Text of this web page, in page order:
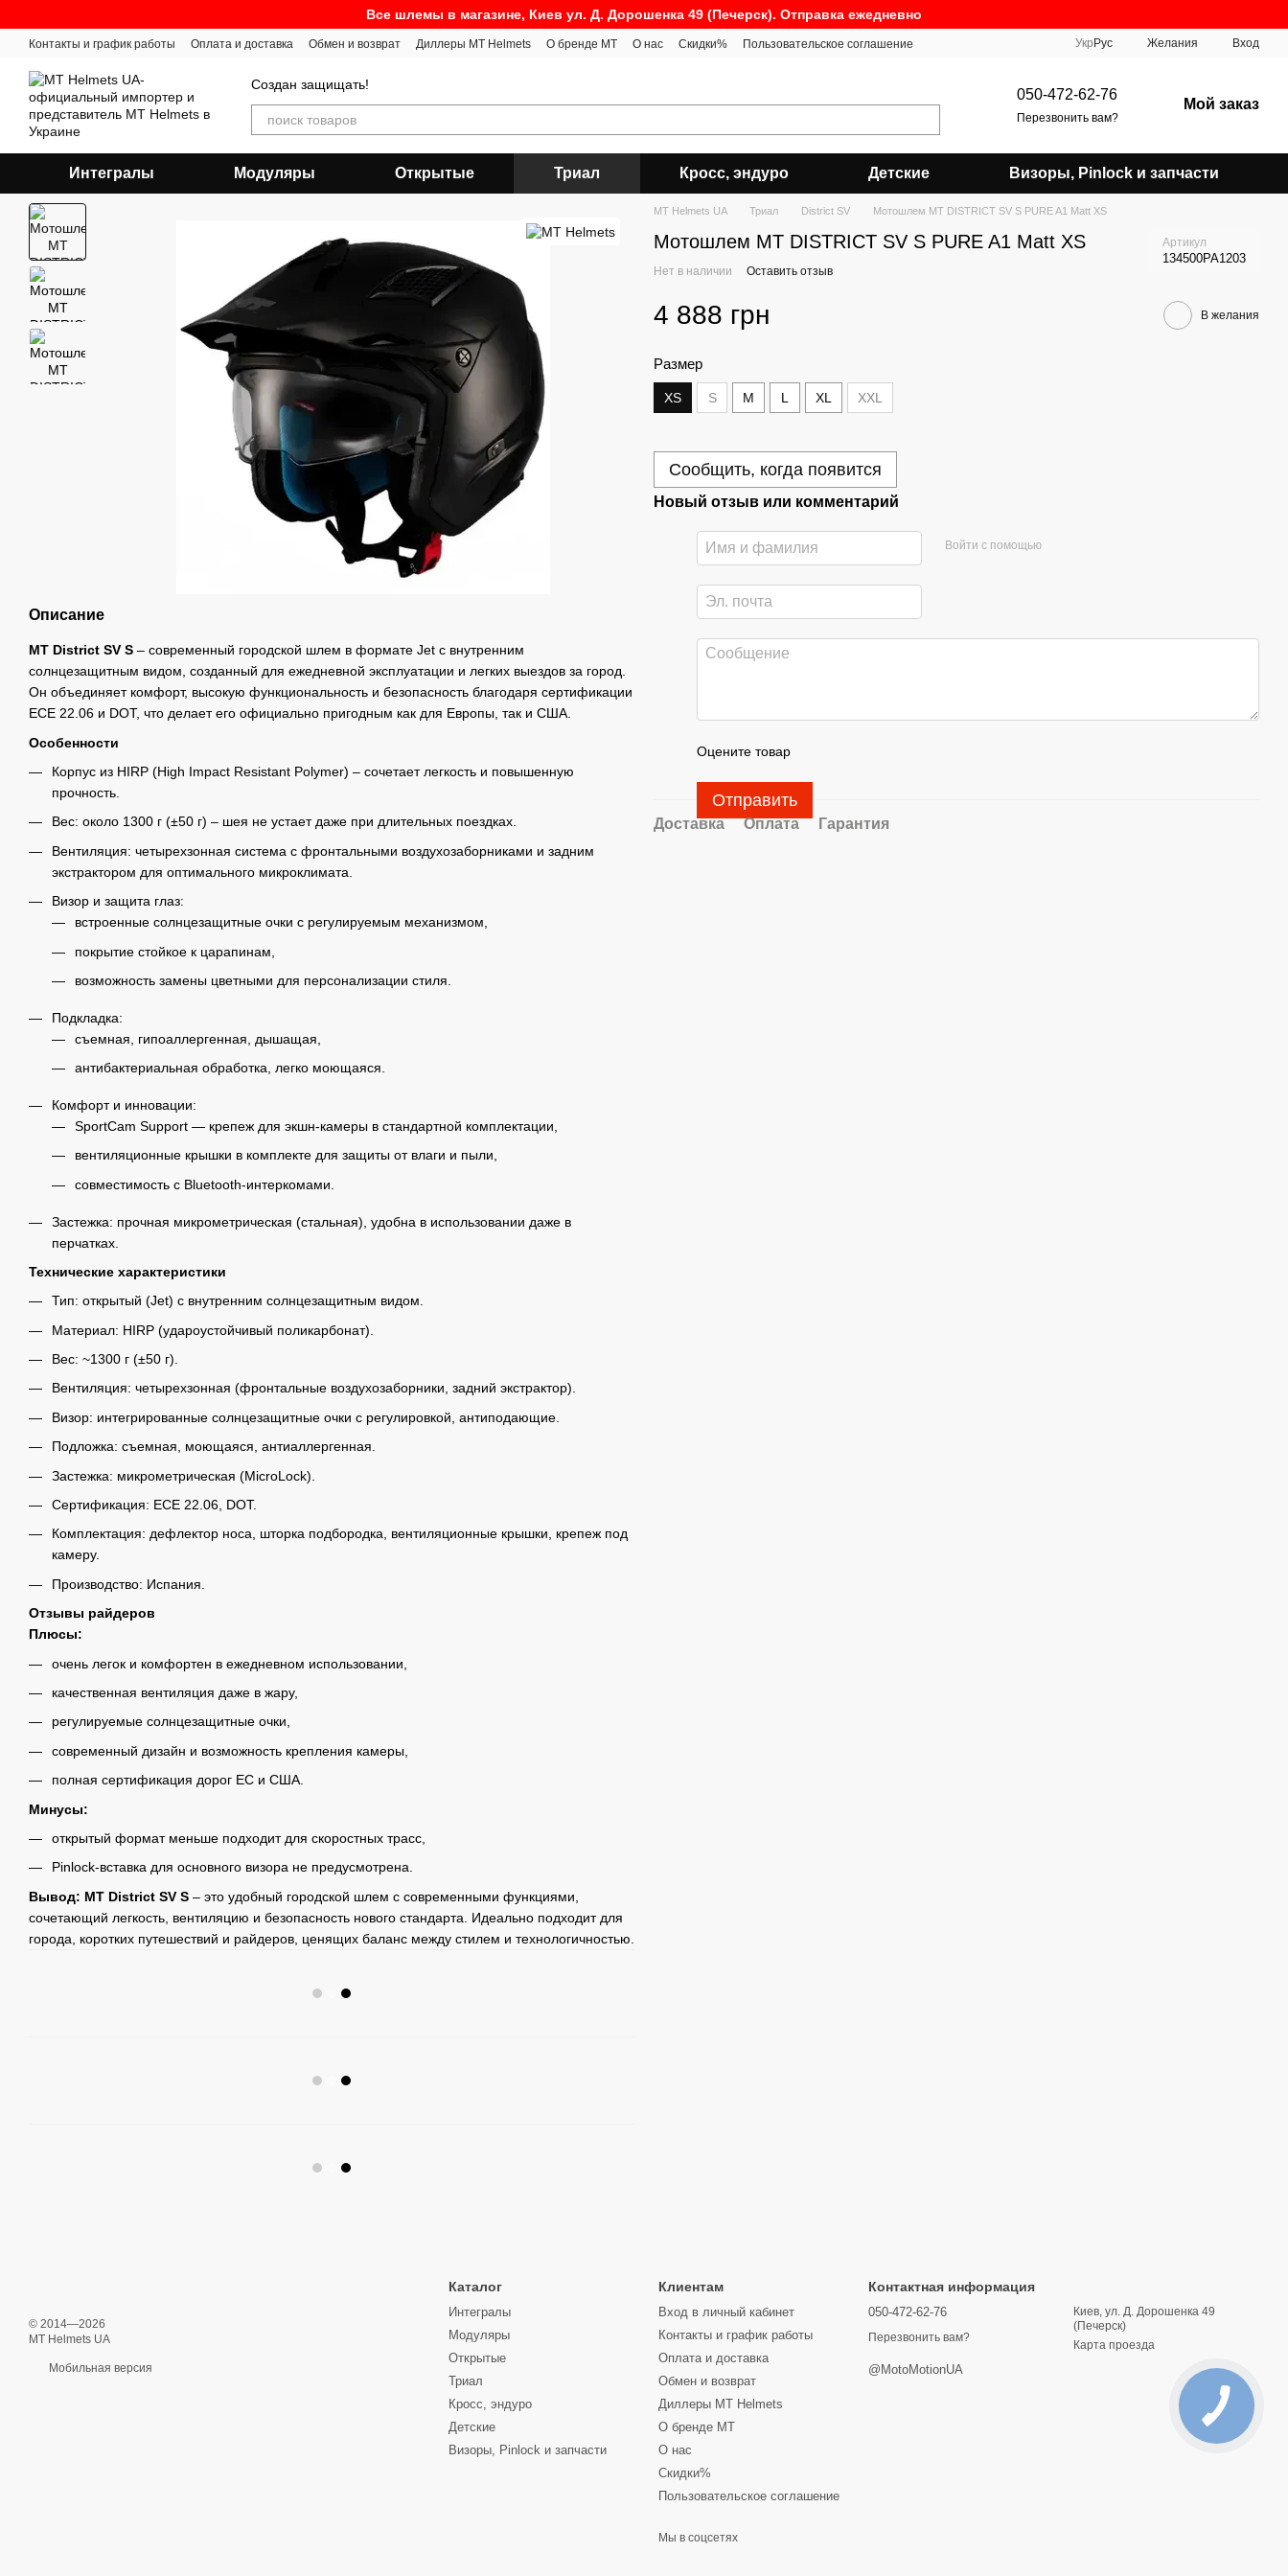
Все шлемы в магазине, Киев ул. Д. Дорошенка 49 (Печерск). Отправка ежедневно
Контакты и график работы Оплата и доставка Обмен и возврат Диллеры MT Helmets О бренде MT О нас Скидки% Пользовательское соглашение Укр Рус Желания Вход
Создан защищать!
050-472-62-76
Перезвонить вам?
Мой заказ
Интегралы Модуляры Открытые Триал Кросс, эндуро Детские Визоры, Pinlock и запчасти
Описание
MT District SV S – современный городской шлем в формате Jet с внутренним
солнцезащитным видом, созданный для ежедневной эксплуатации и легких выездов за город.
Он объединяет комфорт, высокую функциональность и безопасность благодаря сертификации
ECE 22.06 и DOT, что делает его официально пригодным как для Европы, так и США.
Особенности
Корпус из HIRP (High Impact Resistant Polymer) – сочетает легкость и повышенную
прочность.
Вес: около 1300 г (±50 г) – шея не устает даже при длительных поездках.
Вентиляция: четырехзонная система с фронтальными воздухозаборниками и задним
экстрактором для оптимального микроклимата.
Визор и защита глаз:
встроенные солнцезащитные очки с регулируемым механизмом,
покрытие стойкое к царапинам,
возможность замены цветными для персонализации стиля.
Подкладка:
съемная, гипоаллергенная, дышащая,
антибактериальная обработка, легко моющаяся.
Комфорт и инновации:
SportCam Support — крепеж для экшн-камеры в стандартной комплектации,
вентиляционные крышки в комплекте для защиты от влаги и пыли,
совместимость с Bluetooth-интеркомами.
Застежка: прочная микрометрическая (стальная), удобна в использовании даже в
перчатках.
Технические характеристики
Тип: открытый (Jet) с внутренним солнцезащитным видом.
Материал: HIRP (удароустойчивый поликарбонат).
Вес: ~1300 г (±50 г).
Вентиляция: четырехзонная (фронтальные воздухозаборники, задний экстрактор).
Визор: интегрированные солнцезащитные очки с регулировкой, антиподающие.
Подложка: съемная, моющаяся, антиаллергенная.
Застежка: микрометрическая (MicroLock).
Сертификация: ECE 22.06, DOT.
Комплектация: дефлектор носа, шторка подбородка, вентиляционные крышки, крепеж под
камеру.
Производство: Испания.
Отзывы райдеров
Плюсы:
очень легок и комфортен в ежедневном использовании,
качественная вентиляция даже в жару,
регулируемые солнцезащитные очки,
современный дизайн и возможность крепления камеры,
полная сертификация дорог ЕС и США.
Минусы:
открытый формат меньше подходит для скоростных трасс,
Pinlock-вставка для основного визора не предусмотрена.
Вывод: MT District SV S – это удобный городской шлем с современными функциями,
сочетающий легкость, вентиляцию и безопасность нового стандарта. Идеально подходит для
города, коротких путешествий и райдеров, ценящих баланс между стилем и технологичностью.
MT Helmets UA Триал District SV Мотошлем MT DISTRICT SV S PURE A1 Matt XS
Мотошлем MT DISTRICT SV S PURE A1 Matt XS Артикул
134500PA1203
Нет в наличии Оставить отзыв
4 888 грн В желания
Размер
XS S M L XL XXL
Сообщить, когда появится
Новый отзыв или комментарий
Войти с помощью
Оцените товар
Отправить
Доставка Оплата Гарантия
© 2014—2026
MT Helmets UA
Мобильная версия
Каталог
Интегралы
Модуляры
Открытые
Триал
Кросс, эндуро
Детские
Визоры, Pinlock и запчасти
Клиентам
Вход в личный кабинет
Контакты и график работы
Оплата и доставка
Обмен и возврат
Диллеры MT Helmets
О бренде MT
О нас
Скидки%
Пользовательское соглашение
Мы в соцсетях
Контактная информация
050-472-62-76
Перезвонить вам?
@MotoMotionUA
Киев, ул. Д. Дорошенка 49
(Печерск)
Карта проезда